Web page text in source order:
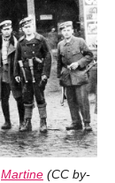
Martine (CC by-